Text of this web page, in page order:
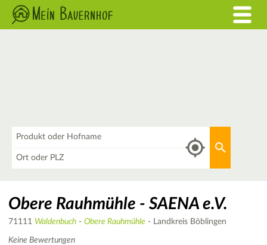
Obere Rauhmühle - SAENA e.V.
71111 Waldenbuch - Obere Rauhmühle - Landkreis Böblingen
Keine Bewertungen